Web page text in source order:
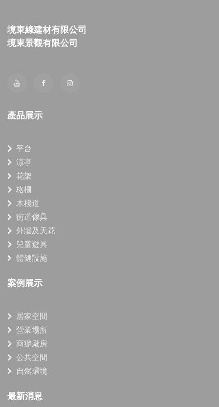
境東綠建材有限公司
境東景觀有限公司
產品展示
平台
涼亭
花架
格柵
木棧道
街道傢具
外牆及天花
兒童遊具
體健設施
案例展示
居家空間
營業場所
商辦廠房
公共空間
自然環境
最新消息